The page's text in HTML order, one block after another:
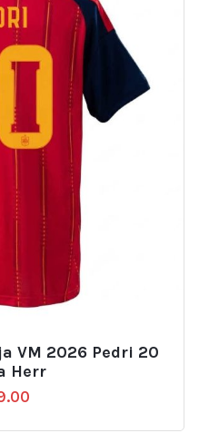
VM 2026 Pedri 20
Herr